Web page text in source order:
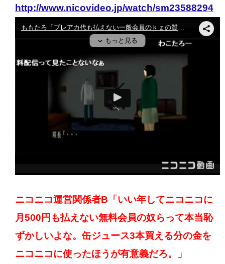
http://www.nicovideo.jp/watch/sm23588294
ニコニコ運営関係者B「いい年してニコニコに
月500円も払えない無料会員の奴らって本当恥
ずかしいよな。缶ジュース3本買える分の金を
ニコニコに使ったほうが有意義だろ。」